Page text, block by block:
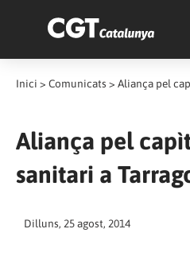
Inici > Comunicats > Aliança pel
Aliança pel
sanitari a
Dilluns, 25 agost, 2014